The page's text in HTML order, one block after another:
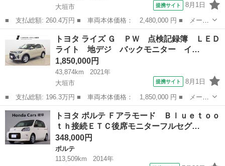
大垣市
提携サイト 8月1日
■ 支払総額: 260.4万円 ■ 車両本体価格： 2,480,000 円 ■ メーカ
ー名： トヨタ ■ 車種名： ヤリスクロス ■ グレード名： ハイ
ブリッドＺ 横滑り防止装置 Ｂカメラ 点検記録簿 エアコン Ｌ
ＥＤライ...
岐阜 トヨタ
トヨタ ライズ Ｇ ＰＷ 点検記録簿 ＬＥＤ
ライト 地デジ バックモニター イ…
1,850,000円
43,874km
2021年
大垣市
提携サイト 8月1日
■ 支払総額: 196.3万円 ■ 車両本体価格： 1,850,000 円 ■ メーカ
ー名： トヨタ ■ 車種名： ライズ ■ グレード名： Ｇ ＰＷ
点検記録簿 ＬＥＤライト 地デジ バックモニター イモビ 横滑
り防止機...
岐阜 大垣市 トヨタ
トヨタ ポルテ Ｆアラモード Ｂｌｕｅｔｏｏ
ｔｈ接続ＥＴＣ後席モニターフルセグ…
348,000円
ポルテ
113,509km
2014年